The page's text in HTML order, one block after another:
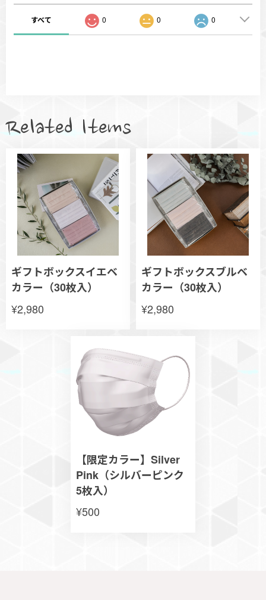
すべて 0 0 0
Related Items
ギフトボックスイエベ
カラー（30枚入）
¥2,980
ギフトボックスブルベ
カラー（30枚入）
¥2,980
【限定カラー】Silver
Pink（シルバーピンク
5枚入）
¥500